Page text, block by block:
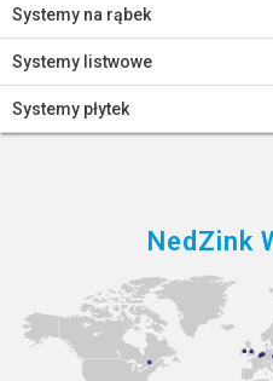
Systemy na rąbek
Systemy listwowe
Systemy płytek
NedZink